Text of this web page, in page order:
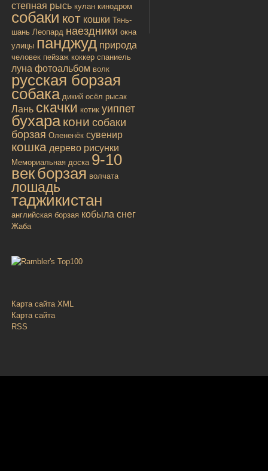
степная рысь кулан кинодром
собаки кот кошки Тянь-
шань Леопард наездники окна
улицы панджуд природа
человек пейзаж коккер спаниель
луна фотоальбом волк
русская борзая
собака дикий осёл рысак
Лань скачки котик уиппет
бухара кони собаки
борзая Олененёк сувенир
кошка дерево рисунки
Мемориальная доска 9-10
векборзая волчата
лошадь
таджикистан
английская борзая кобыла снег
Жаба
Карта сайта XML
Карта сайта
RSS